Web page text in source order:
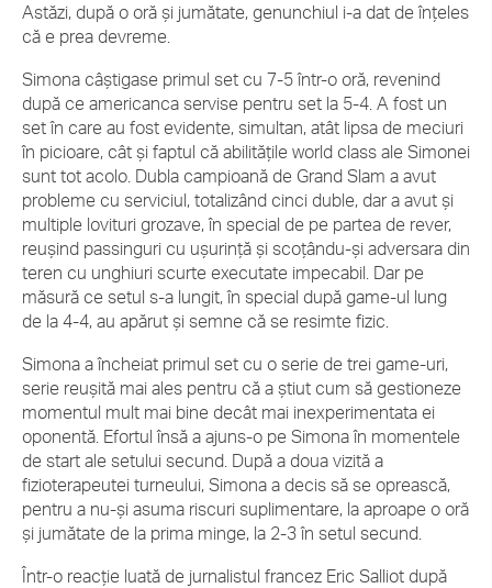
Astăzi, după o oră și jumătate, genunchiul i-a dat de înțeles
că e prea devreme.
Simona câștigase primul set cu 7-5 într-o oră, revenind
după ce americanca servise pentru set la 5-4. A fost un
set în care au fost evidente, simultan, atât lipsa de meciuri
în picioare, cât și faptul că abilitățile world class ale Simonei
sunt tot acolo. Dubla campioană de Grand Slam a avut
probleme cu serviciul, totalizând cinci duble, dar a avut și
multiple lovituri grozave, în special de pe partea de rever,
reușind passinguri cu ușurință și scoțându-și adversara din
teren cu unghiuri scurte executate impecabil. Dar pe
măsură ce setul s-a lungit, în special după game-ul lung
de la 4-4, au apărut și semne că se resimte fizic.
Simona a încheiat primul set cu o serie de trei game-uri,
serie reușită mai ales pentru că a știut cum să gestioneze
momentul mult mai bine decât mai inexperimentata ei
oponentă. Efortul însă a ajuns-o pe Simona în momentele
de start ale setului secund. După a doua vizită a
fizioterapeutei turneului, Simona a decis să se oprească,
pentru a nu-și asuma riscuri suplimentare, la aproape o oră
și jumătate de la prima minge, la 2-3 în setul secund.
Într-o reacție luată de jurnalistul francez Eric Salliot după